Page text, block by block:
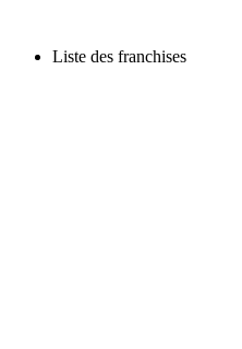
Liste des franchises